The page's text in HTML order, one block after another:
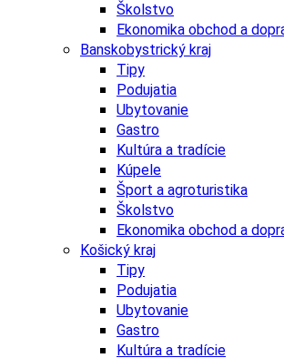
Školstvo
Ekonomika obchod a
Banskobystrický kraj
Tipy
Podujatia
Ubytovanie
Gastro
Kultúra a tradície
Kúpele
Šport a agroturistika
Školstvo
Ekonomika obchod a
Košický kraj
Tipy
Podujatia
Ubytovanie
Gastro
Kultúra a tradície